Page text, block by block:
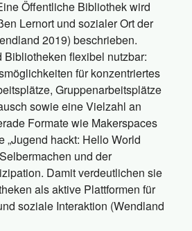
Öffentliche Bibliothek wird
Lernort und sozialer Ort der
2019) beschrieben.
Bibliotheken flexibel nutzbar:
für konzentriertes
Gruppenarbeitsplätze
sowie eine Vielzahl an
Formate wie Makerspaces
„Jugend hackt: Hello World
und der
Damit verdeutlichen sie
als aktive Plattformen für
soziale Interaktion (Wendland